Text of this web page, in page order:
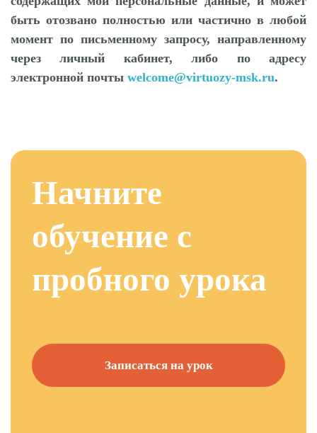
быть отозвано полностью или частично в любой
момент по письменному запросу, направленному
через личный кабинет, либо по адресу
электронной почты welcome@virtuozy-msk.ru.
Начните
обучение с
пробного урока
Записаться на урок